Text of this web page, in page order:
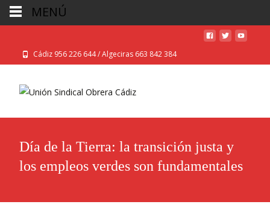
Cádiz 956 226 644 / Algeciras 663 842 384
Día de la Tierra: la transición justa y
los empleos verdes son fundamentales
MENÚ